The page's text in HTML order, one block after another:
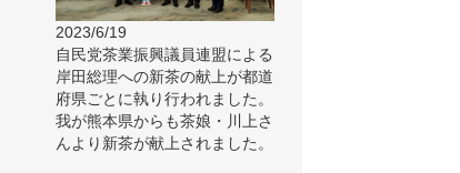
2023/6/19
自民党茶業振興議員連盟による
岸田総理への新茶の献上が都道
府県ごとに執り行われました。
我が熊本県からも茶娘・川上さ
んより新茶が献上されました。